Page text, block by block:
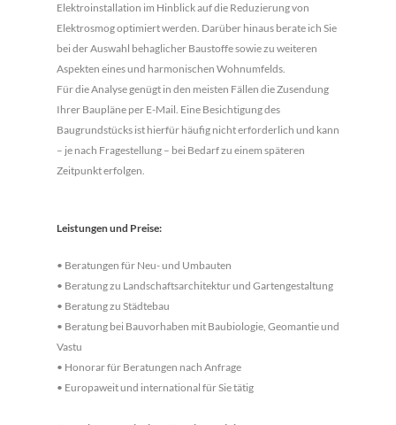
Elektroinstallation im Hinblick auf die Reduzierung von
Elektrosmog optimiert werden. Darüber hinaus berate ich Sie
bei der Auswahl behaglicher Baustoffe sowie zu weiteren
Aspekten eines und harmonischen Wohnumfelds.
Für die Analyse genügt in den meisten Fällen die Zusendung
Ihrer Baupläne per E-Mail. Eine Besichtigung des
Baugrundstücks ist hierfür häufig nicht erforderlich und kann
– je nach Fragestellung – bei Bedarf zu einem späteren
Zeitpunkt erfolgen.
Leistungen und Preise:
• Beratungen für Neu- und Umbauten
• Beratung zu Landschaftsarchitektur und Gartengestaltung
• Beratung zu Städtebau
• Beratung bei Bauvorhaben mit Baubiologie, Geomantie und
Vastu
• Honorar für Beratungen nach Anfrage
• Europaweit und international für Sie tätig